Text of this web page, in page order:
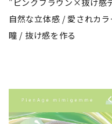
"ピンクブラウン×抜け感
自然な立体感 / 愛されカ
瞳 / 抜け感を作る